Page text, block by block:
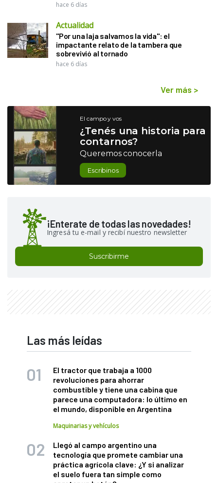
hace 6 días
Actualidad
"Por una laja salvamos la vida": el
impactante relato de la tambera que
sobrevivió al tornado
hace 6 días
Ver más >
El campo y vos
¿Tenés una historia para
contarnos?
Queremos conocerla
Escribinos
¡Enterate de todas las novedades!
Ingresá tu e-mail y recibí nuestro newsletter
Suscribirme
Las más leídas
El tractor que trabaja a 1000
revoluciones para ahorrar
combustible y tiene una cabina que
parece una computadora: lo último en
el mundo, disponible en Argentina
Maquinarias y vehículos
Llegó al campo argentino una
tecnología que promete cambiar una
práctica agrícola clave: ¿Y si analizar
el suelo fuera tan simple como